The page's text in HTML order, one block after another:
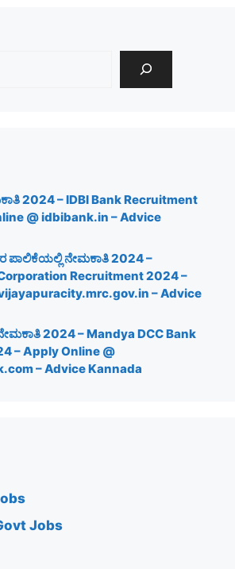
2024 – IDBI Bank Recruitment
@ idbibank.in – Advice
ನೇಮಕಾತಿ 2024 –
Recruitment 2024 –
– Advice
2024 – Mandya DCC Bank
– Apply Online @
– Advice Kannada
Jobs